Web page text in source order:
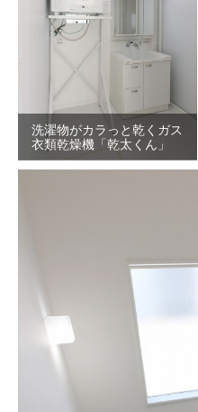
洗濯物がカラっと乾くガス
衣類乾燥機「乾太くん」